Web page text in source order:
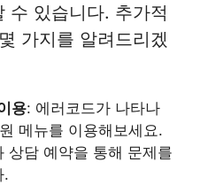
수 있습니다. 추가적
가지를 알려드리겠
용: 에러코드가 나타나
메뉴를 이용해보세요.
상담 예약을 통해 문제를
.